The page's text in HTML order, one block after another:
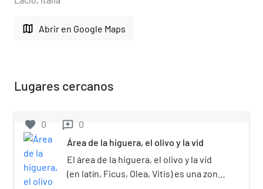
map Abrir en Google Maps
Lugares cercanos
favorite 0 reviews 0
Área de la higuera, el olivo y la vid
El área de la higuera, el olivo y la vid
(en latín, Ficus, Olea, Vitis) es una zona